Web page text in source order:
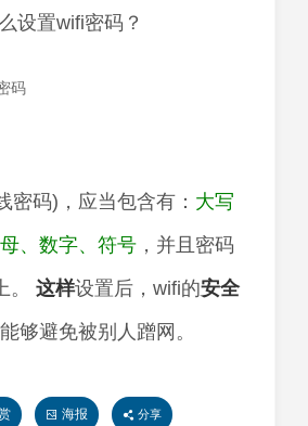
码
密码)，应当包含有： 大写
、数字、符号 ，并且密码
。 这样设置后，wifi的安全
够避免被别人蹭网。
海报 分享